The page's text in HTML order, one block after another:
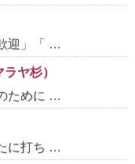
迎」「 …
ヤ杉）
ために …
に打ち …